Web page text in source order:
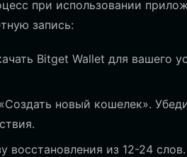
при использовании
запись:
Bitget Wallet для вашего
новый кошелек».
восстановления из 12-24